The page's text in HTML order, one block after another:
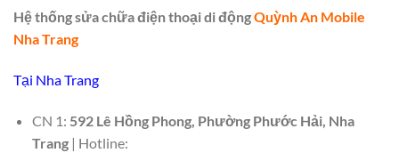
Hệ thống sửa chữa điện thoại di độngQuỳnh An Mobile
Nha Trang
Tại Nha Trang
CN 1: 592 Lê Hồng Phong, Phường Phước Hải, Nha
Trang| Hotline: